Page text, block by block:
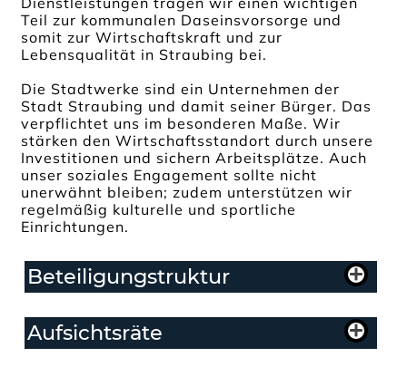
Teil zur kommunalen Daseinsvorsorge und
somit zur Wirtschaftskraft und zur
Lebensqualität in Straubing bei.
Die Stadtwerke sind ein Unternehmen der
Stadt Straubing und damit seiner Bürger. Das
verpflichtet uns im besonderen Maße. Wir
stärken den Wirtschaftsstandort durch unsere
Investitionen und sichern Arbeitsplätze. Auch
unser soziales Engagement sollte nicht
unerwähnt bleiben; zudem unterstützen wir
regelmäßig kulturelle und sportliche
Einrichtungen.
Beteiligungstruktur
Aufsichtsräte